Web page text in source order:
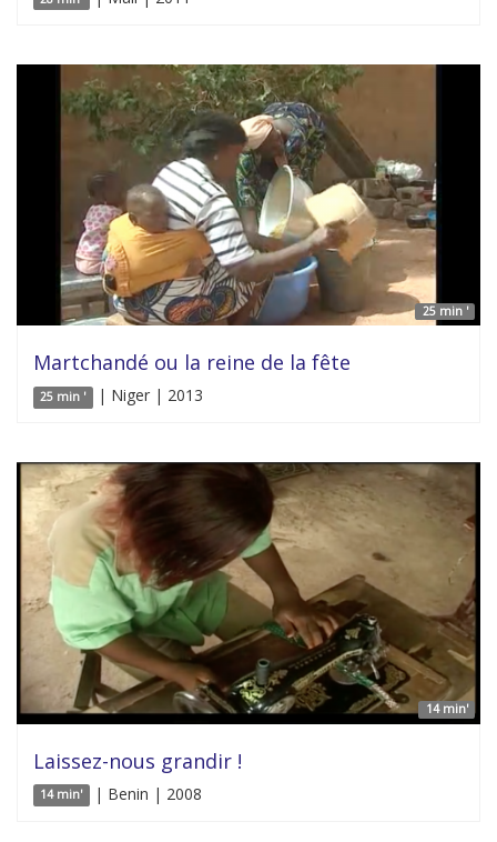
25 min '
Martchandé ou la reine de la fête
25 min ' | Niger | 2013
14 min'
Laissez-nous grandir !
14 min' | Benin | 2008